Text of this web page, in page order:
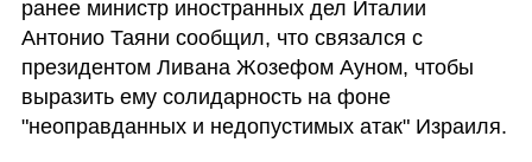
ранее министр иностранных дел Италии
Антонио Таяни сообщил, что связался с
президентом Ливана Жозефом Ауном, чтобы
выразить ему солидарность на фоне
"неоправданных и недопустимых атак" Израиля.